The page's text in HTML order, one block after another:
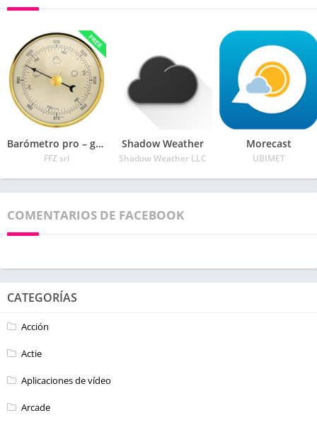
Barómetro pro – gratis
FFZ srl
Shadow Weather
Shadow Weather LLC
Morecast
UBIMET
COMENTARIOS DE FACEBOOK
CATEGORÍAS
Acción
Actie
Aplicaciones de vídeo
Arcade